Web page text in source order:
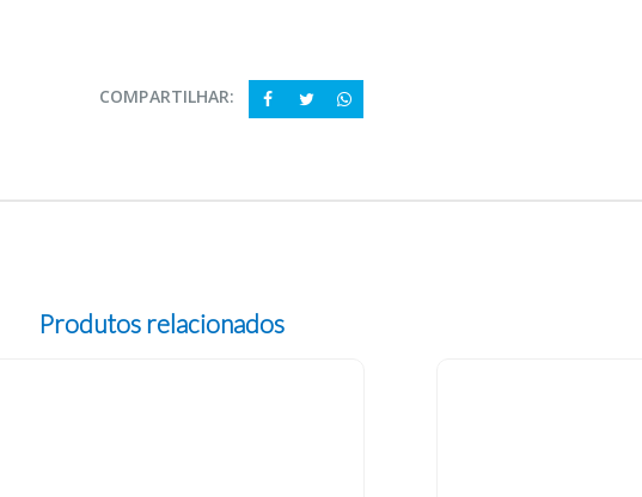
COMPARTILHAR:
Produtos relacionados